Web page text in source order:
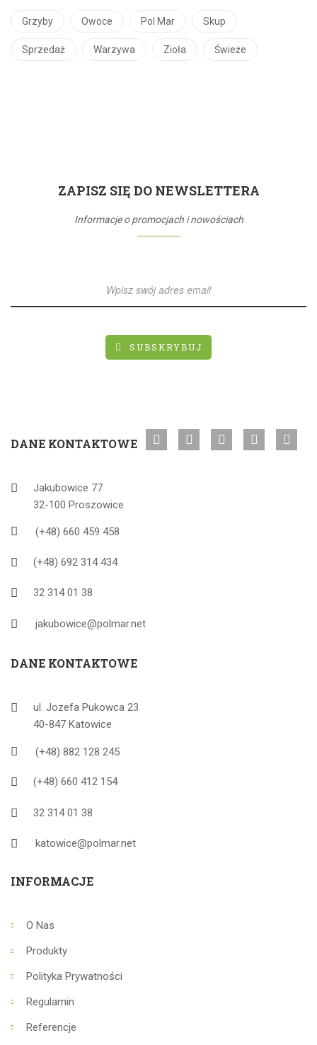
Grzyby Owoce Pol Mar Skup
Sprzedaż Warzywa Zioła Świeże
ZAPISZ SIĘ DO NEWSLETTERA
Informacje o promocjach i nowościach
SUBSKRYBUJ
DANE KONTAKTOWE
Jakubowice 77
32-100 Proszowice
(+48) 660 459 458
(+48) 692 314 434
32 314 01 38
jakubowice@polmar.net
DANE KONTAKTOWE
ul. Jozefa Pukowca 23
40-847 Katowice
(+48) 882 128 245
(+48) 660 412 154
32 314 01 38
katowice@polmar.net
INFORMACJE
O Nas
Produkty
Polityka Prywatności
Regulamin
Referencje